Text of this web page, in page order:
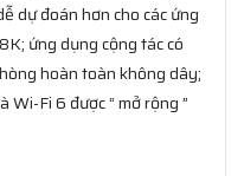
dự đoán hơn cho các ứng
ứng dụng cộng tác có
hoàn toàn không dây;
Fi 6 được “ mở rộng ”